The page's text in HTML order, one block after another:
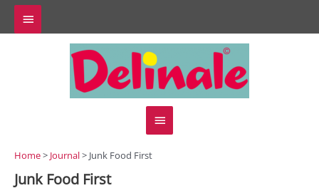
Zum
Inhalt
springen
Above
Hauptmenü
Home> Journal> Junk Food First
Junk Food First